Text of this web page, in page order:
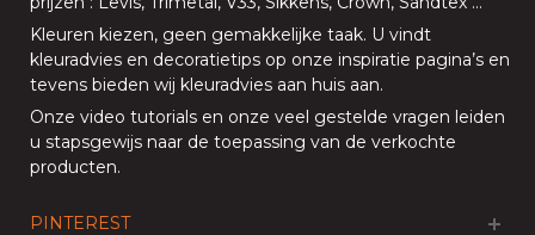
Kleuren kiezen, geen gemakkelijke taak. U vindt
kleuradvies en decoratietips op onze inspiratie pagina’s en
tevens bieden wij kleuradvies aan huis aan.
Onze video tutorials en onze veel gestelde vragen leiden
u stapsgewijs naar de toepassing van de verkochte
producten.
PINTEREST